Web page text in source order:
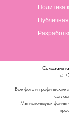
Политика
т.:
Все фото и графические
Мы используем файлы